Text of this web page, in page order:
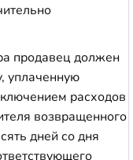
продавец должен
уплаченную
расходов
возвращенного
дней со дня